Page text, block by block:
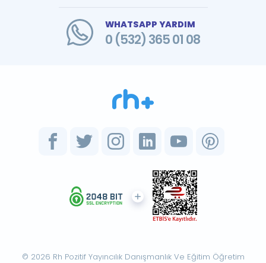
WHATSAPP YARDIM
0 (532) 365 01 08
© 2026 Rh Pozitif Yayıncılık Danışmanlık Ve Eğitim Öğretim